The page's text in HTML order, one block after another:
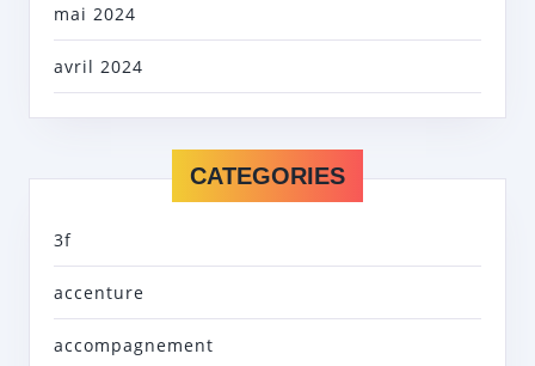
mai 2024
avril 2024
CATEGORIES
3f
accenture
accompagnement